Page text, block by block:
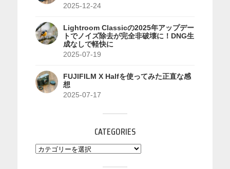
2025-12-24
Lightroom Classicの2025年アップデー
トでノイズ除去が完全非破壊に！DNG生
成なしで軽快に
2025-07-19
FUJIFILM X Halfを使ってみた正直な感
想
2025-07-17
CATEGORIES